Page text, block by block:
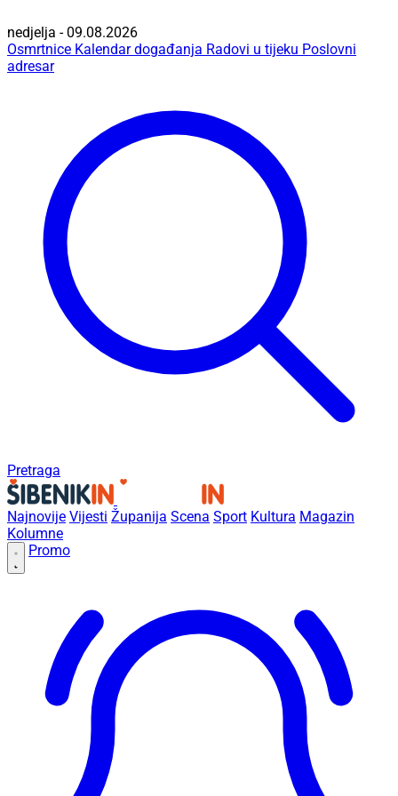
nedjelja - 09.08.2026
Osmrtnice Kalendar događanja Radovi u tijeku Poslovni
adresar
Pretraga
Najnovije Vijesti Županija Scena Sport Kultura Magazin
Kolumne
Promo